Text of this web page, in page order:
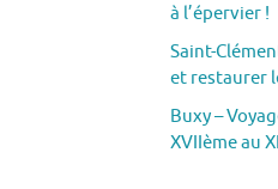
à l’épervier !
Saint-
et restaurer
Buxy –
XVIIème au